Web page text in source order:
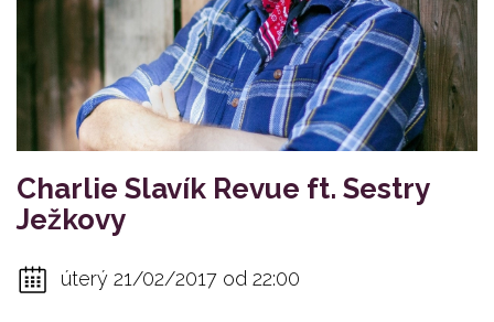
Charlie Slavík Revue ft. Sestry
Ježkovy
úterý 21/02/2017 od 22:00